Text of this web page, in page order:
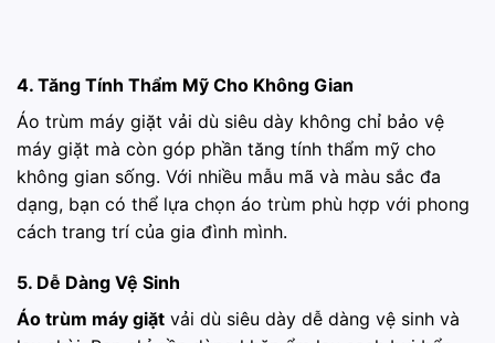
4. Tăng Tính Thẩm Mỹ Cho Không Gian
Áo trùm máy giặt vải dù siêu dày không chỉ bảo vệ
máy giặt mà còn góp phần tăng tính thẩm mỹ cho
không gian sống. Với nhiều mẫu mã và màu sắc đa
dạng, bạn có thể lựa chọn áo trùm phù hợp với phong
cách trang trí của gia đình mình.
5. Dễ Dàng Vệ Sinh
Áo trùm máy giặt vải dù siêu dày dễ dàng vệ sinh và